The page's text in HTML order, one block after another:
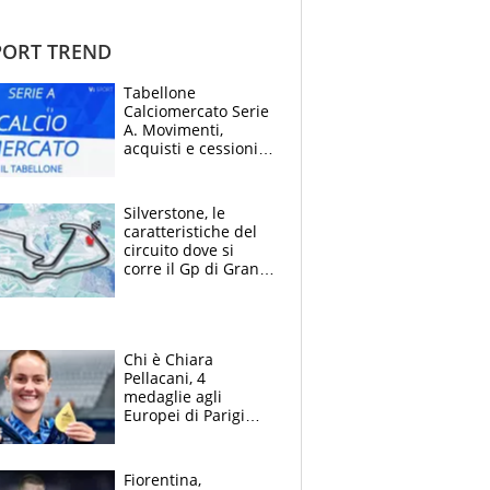
TREND
Tabellone
Calciomercato Serie
A. Movimenti,
acquisti e cessioni:
Silverstone, le
caratteristiche del
circuito dove si
corre il Gp di Gran
Chi è Chiara
Pellacani, 4
medaglie agli
Europei di Parigi
giornalista, mamma
Fiorentina,